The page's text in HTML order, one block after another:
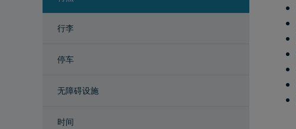
行李
停车
无障碍设施
时间